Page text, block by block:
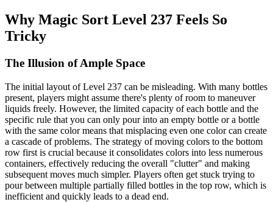
Why Magic Sort Level 237 Feels So
Tricky
The Illusion of Ample Space
The initial layout of Level 237 can be misleading. With many bottles
present, players might assume there's plenty of room to maneuver
liquids freely. However, the limited capacity of each bottle and the
specific rule that you can only pour into an empty bottle or a bottle
with the same color means that misplacing even one color can create
a cascade of problems. The strategy of moving colors to the bottom
row first is crucial because it consolidates colors into less numerous
containers, effectively reducing the overall "clutter" and making
subsequent moves much simpler. Players often get stuck trying to
pour between multiple partially filled bottles in the top row, which is
inefficient and quickly leads to a dead end.